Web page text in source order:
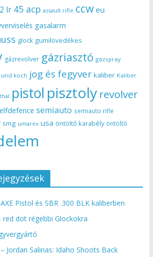
lr 45 acp assault rifle ccw eu
gasalarm
glock gumilövedékes
gázrevolver gázriasztó gázspray
koch jog és fegyver kaliber Kaliber
pistol pisztoly revolver
semiauto semiauto rifle
smg umarex usa öntöltő karabély öntöltő
Pistol és SBR .300 BLK kaliberben
red dot régebbi Glockokra
Jordan Salinas: Idaho Shoots Back